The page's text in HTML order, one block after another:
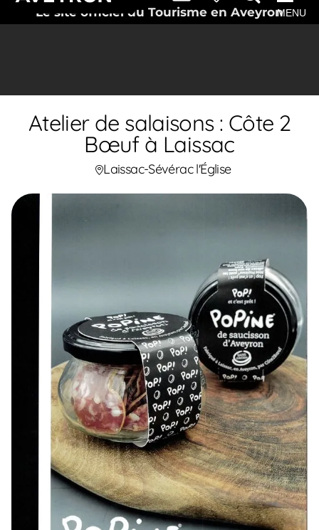
Le site officiel du Tourisme en AveyronMENU
Atelier de salaisons : Côte 2
Bœuf à Laissac
Laissac-Sévérac l'Église